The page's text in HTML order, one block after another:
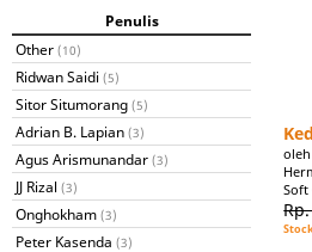
Penulis
Other (10)
Ridwan Saidi (5)
Sitor Situmorang (5)
Adrian B. Lapian (3)
Agus Arismunandar (3)
JJ Rizal (3)
Onghokham (3)
Peter Kasenda (3)
Soft